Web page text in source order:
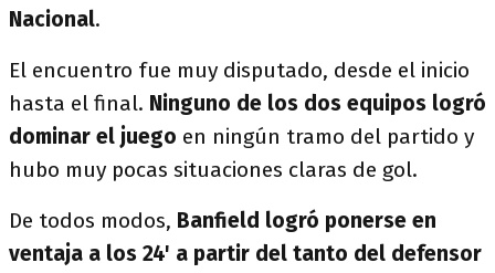
Nacional.
El encuentro fue muy disputado, desde el inicio
hasta el final. Ninguno de los dos equipos logró
dominar el juego en ningún tramo del partido y
hubo muy pocas situaciones claras de gol.
De todos modos, Banfield logró ponerse en
ventaja a los 24' a partir del tanto del defensor